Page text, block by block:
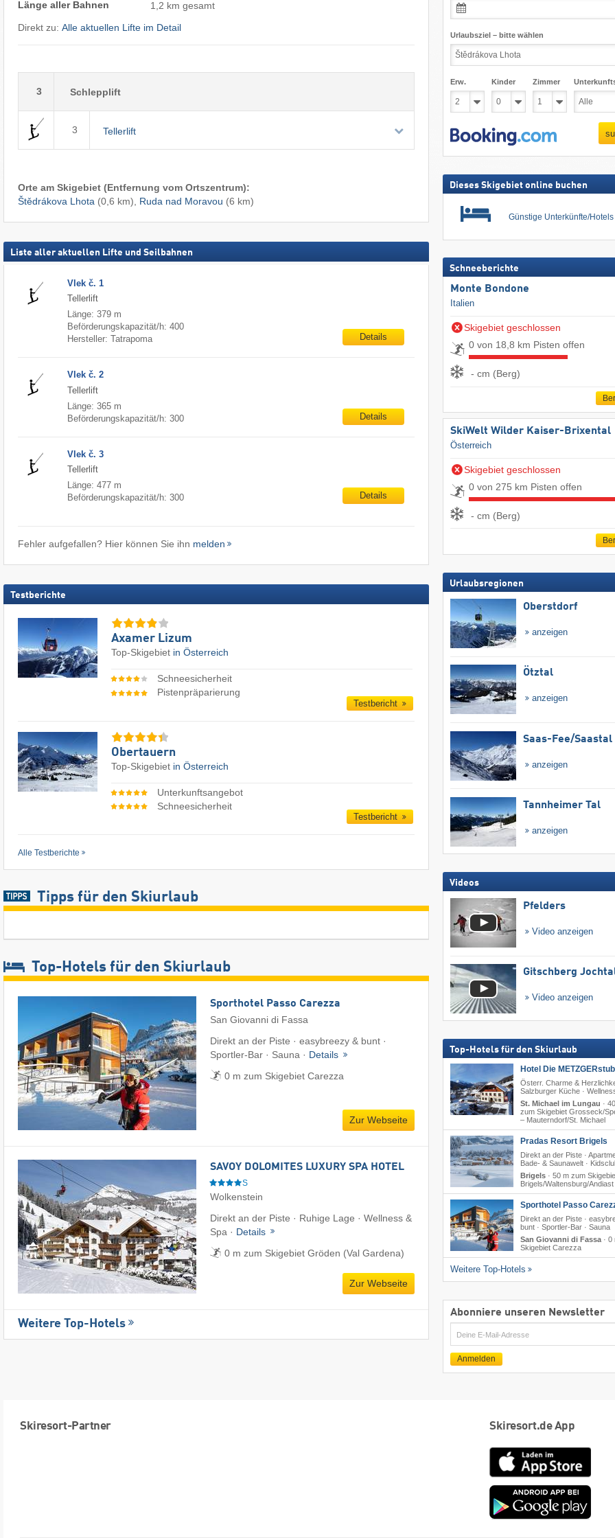
Länge aller Bahnen
1,2 km gesamt
Direkt zu: Alle aktuellen Lifte im Detail
3 Schlepplift
3 Tellerlift
Orte am Skigebiet (Entfernung vom Ortszentrum):
Štědrákova Lhota(0,6 km), Ruda nad Moravou (6 km)
Liste aller aktuellen Lifte und Seilbahnen
Vlek č. 1
Tellerlift
Länge: 379 m
Beförderungskapazität/h: 400
Hersteller: Tatrapoma
Details
Vlek č. 2
Tellerlift
Länge: 365 m
Beförderungskapazität/h: 300
Details
Vlek č. 3
Tellerlift
Länge: 477 m
Beförderungskapazität/h: 300
Details
Fehler aufgefallen? Hier können Sie ihn melden
Testberichte
Axamer Lizum
Top-Skigebiet in Österreich
Schneesicherheit
Pistenpräparierung
Testbericht
Obertauern
Top-Skigebiet in Österreich
Unterkunftsangebot
Schneesicherheit
Testbericht
Alle Testberichte
Tipps für den Skiurlaub
Top-Hotels für den Skiurlaub
Sporthotel Passo Carezza
San Giovanni di Fassa
Direkt an der Piste · easybreezy & bunt ·
Sportler-Bar · Sauna · Details
0 m zum Skigebiet Carezza
Zur Webseite
SAVOY DOLOMITES LUXURY SPA HOTEL
S
Wolkenstein
Direkt an der Piste · Ruhige Lage · Wellness &
Spa · Details
0 m zum Skigebiet Gröden (Val Gardena)
Zur Webseite
Weitere Top-Hotels
Urlaubsziel – bitte wählen
Erw. Kinder Zimmer
Dieses Skigebiet online buchen
Günstige Unterkünfte/Hotels
Schneeberichte
Monte Bondone
Italien
Skigebiet geschlossen
0 von 18,8 km Pisten offen
- cm (Berg)
SkiWelt Wilder Kaiser-Brixental
Österreich
Skigebiet geschlossen
0 von 275 km Pisten offen
- cm (Berg)
Urlaubsregionen
Oberstdorf
anzeigen
Ötztal
anzeigen
Saas-Fee/​Saastal
anzeigen
Tannheimer Tal
anzeigen
Videos
Pfelders
Video anzeigen
Gitschberg
Video anzeigen
Top-Hotels für den Skiurlaub
Hotel Die
Österr. Charme &
Salzburger Küche ·
St. Michael im Lungau ·
zum Skigebiet Grosseck/​
– Mauterndorf/​St. Michael
Pradas Resort Brigels
Direkt an der Piste ·
Bade- & Saunawelt ·
Brigels· 50 m zum
Brigels/​Waltensburg/​Andiast
Sporthotel Passo
Direkt an der Piste ·
bunt · Sportler-Bar · Sauna
San Giovanni di Fassa· 0
Skigebiet Carezza
Weitere Top-Hotels
Abonniere unseren Newsletter
E-
Mail
Anmelden
Skiresort-Partner Skiresort.de App
App
Store